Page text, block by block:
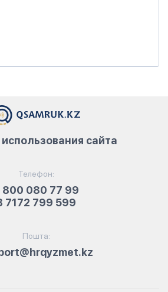
Телефон:
800 080 77 99
7172 799 599
Пошта:
сайта